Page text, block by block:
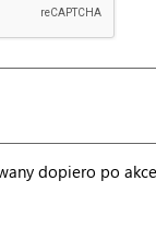
dopiero po